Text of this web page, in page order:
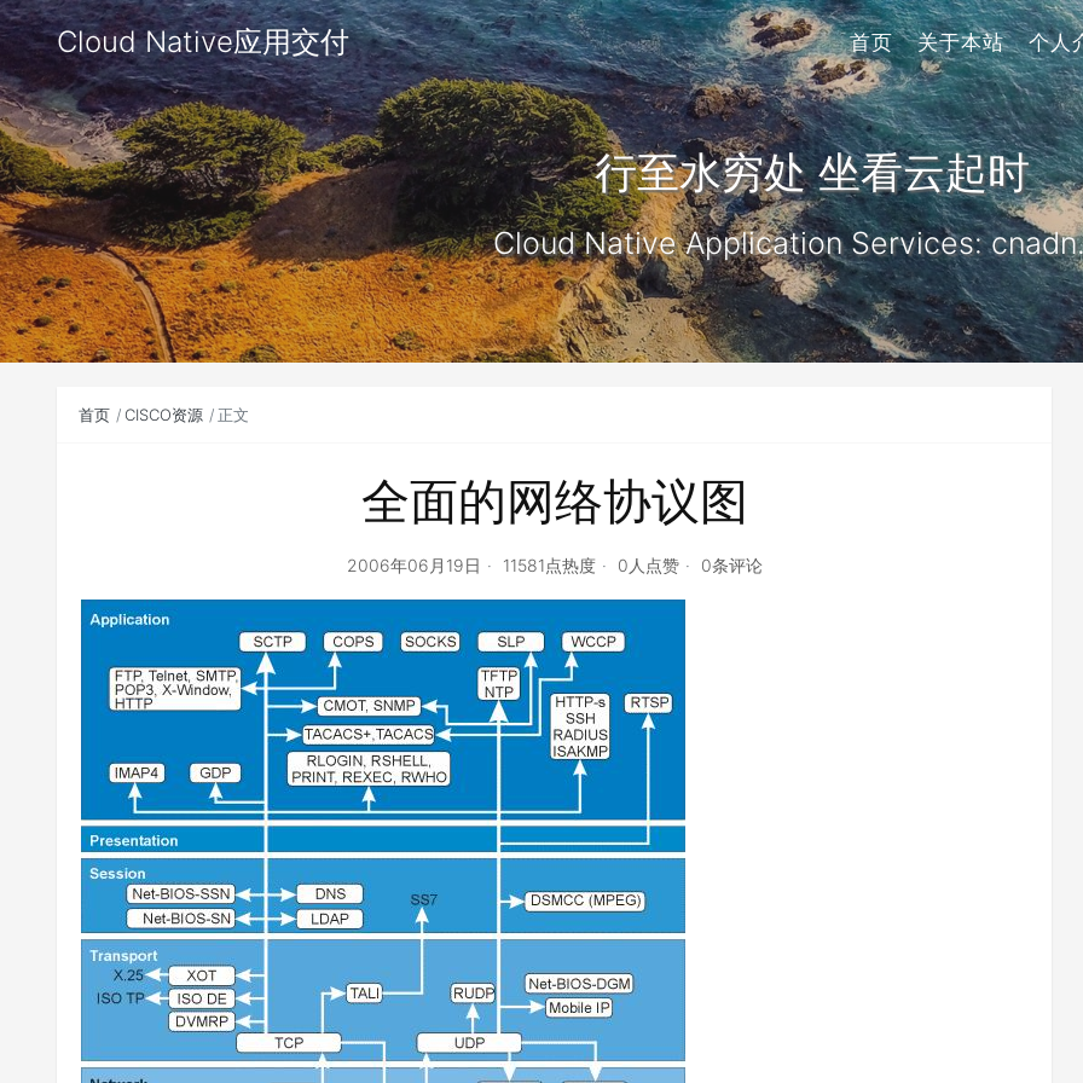
Cloud Native应用交付 首页 关于本站 个人
行至水穷处 坐看云起时
Cloud Native Application Services:
首页 CISCO资源 正文
全面的网络协议图
2006年06月19日 11581点热度 0人点赞 0条评论